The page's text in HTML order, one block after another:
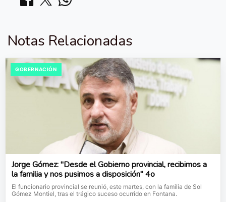
Notas Relacionadas
GOBERNACIÓN
Jorge Gómez: "Desde el Gobierno provincial, recibimos a
la familia y nos pusimos a disposición" 4o
El funcionario provincial se reunió, este martes, con la familia de Sol
Gómez Montiel, tras el trágico suceso ocurrido en Fontana.